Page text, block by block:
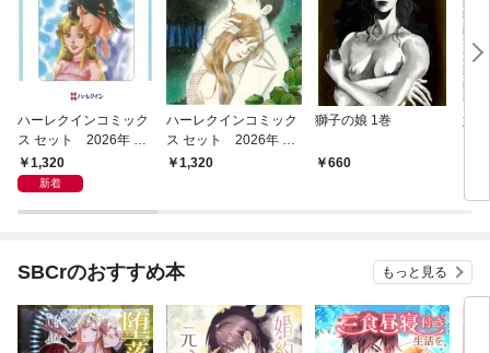
ハーレクインコミック
ス セット 2026年 vo
l.1016
1,320
新着
ハーレクインコミック
ス セット 2026年 vo
l.839
1,320
獅子の娘 1巻
660
妖
SBCrのおすすめ本 もっと見る